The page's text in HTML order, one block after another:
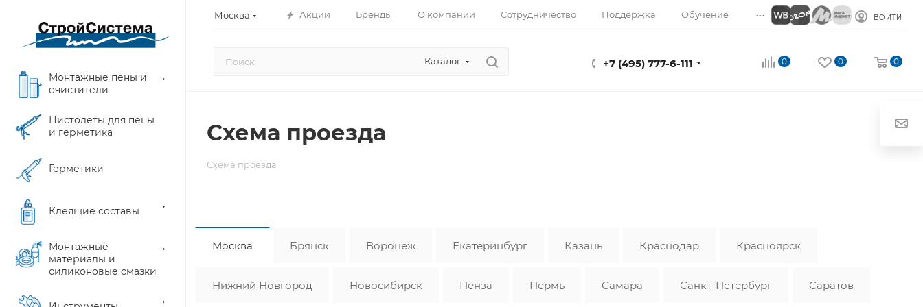
Москва Акции Бренды О компании Сотрудничество Поддержка Обучение ... ВОЙТИ
Каталог +7 (495) 777-6-111 0 0 0
Монтажные пены и
очистители
Пистолеты для пены
и герметика
Герметики
Клеящие составы
Монтажные
материалы и
силиконовые смазки
Схема проезда
Схема проезда
Москва Брянск Воронеж Екатеринбург Казань Краснодар Красноярск
Нижний Новгород Новосибирск Пенза Пермь Самара Санкт-Петербург Саратов